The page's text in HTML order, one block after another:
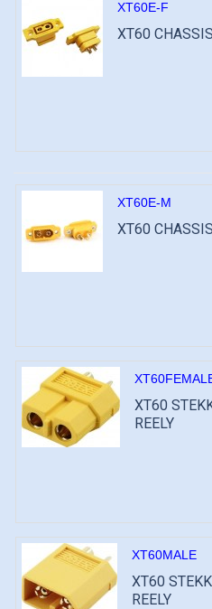
XT60E-F
XT60
XT60E-M
XT60
XT60
REELY
XT60MALE
XT60
REELY